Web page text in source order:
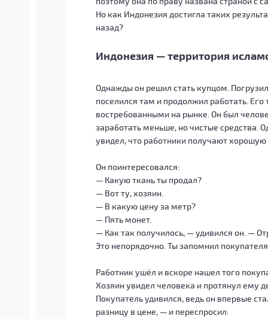
Но как Индонезия достигла таких
назад?
Индонезия — территория
Однажды он решил стать купцом.
поселился там и продолжил работать.
востребованными на рынке. Он был
заработать меньше, но чистые средства.
увидел, что работники получают
Он поинтересовался:
— Какую ткань ты продал?
— Вот ту, хозяин.
— В какую цену за метр?
— Пять монет.
— Как так получилось, — удивился он. —
Это непорядочно. Ты запомнил
Работник ушёл и вскоре нашел того
Хозяин увидел человека и протянул ему
Покупатель удивился, ведь он впервые
разницу в цене, — и переспросил: